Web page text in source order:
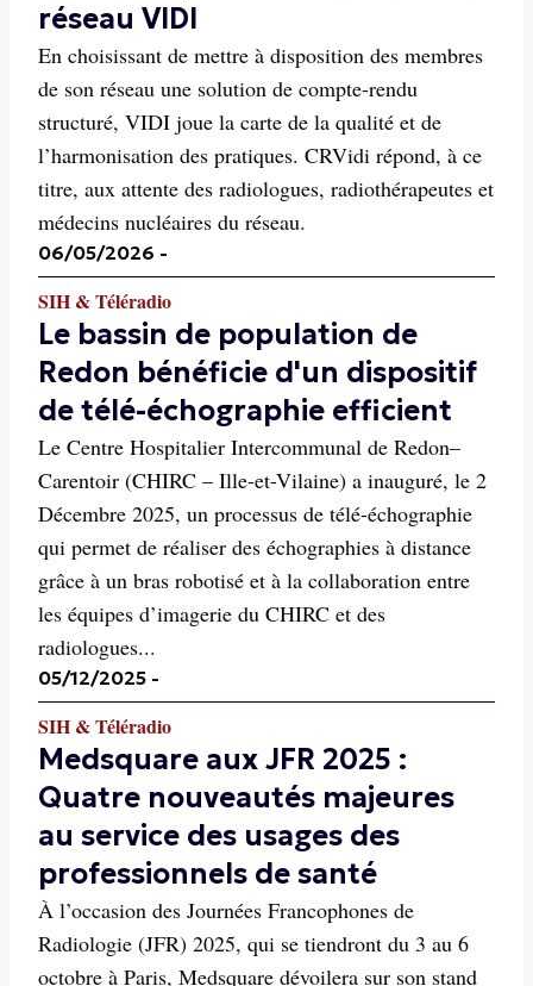
réseau VIDI
En choisissant de mettre à disposition des membres
de son réseau une solution de compte-rendu
structuré, VIDI joue la carte de la qualité et de
l’harmonisation des pratiques. CRVidi répond, à ce
titre, aux attente des radiologues, radiothérapeutes et
médecins nucléaires du réseau.
06/05/2026 -
SIH & Téléradio
Le bassin de population de
Redon bénéficie d'un dispositif
de télé-échographie efficient
Le Centre Hospitalier Intercommunal de Redon–
Carentoir (CHIRC – Ille-et-Vilaine) a inauguré, le 2
Décembre 2025, un processus de télé-échographie
qui permet de réaliser des échographies à distance
grâce à un bras robotisé et à la collaboration entre
les équipes d’imagerie du CHIRC et des
radiologues...
05/12/2025 -
SIH & Téléradio
Medsquare aux JFR 2025 :
Quatre nouveautés majeures
au service des usages des
professionnels de santé
À l’occasion des Journées Francophones de
Radiologie (JFR) 2025, qui se tiendront du 3 au 6
octobre à Paris, Medsquare dévoilera sur son stand